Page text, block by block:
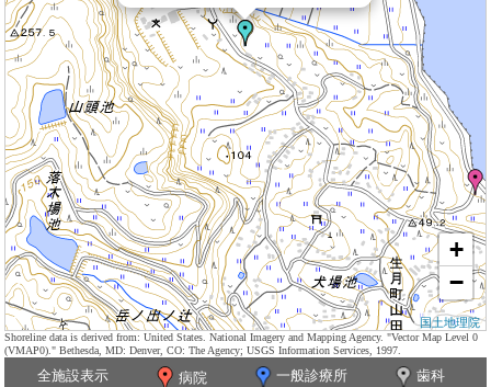
+
−
国土地理院
Shoreline data is derived from: United States. National Imagery and Mapping Agency. "Vector Map Level 0
(VMAP0)." Bethesda, MD: Denver, CO: The Agency; USGS Information Services, 1997.
全施設表示 病院 一般診療所
歯科